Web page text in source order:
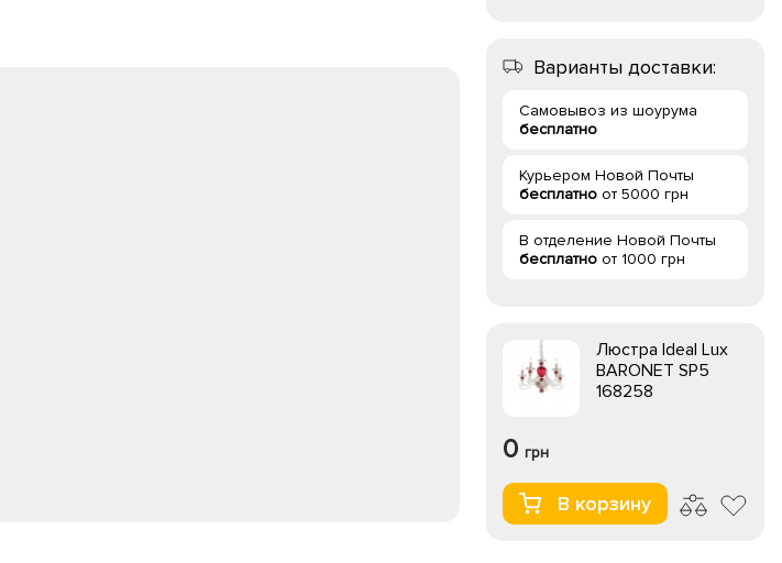
Варианты доставки:
Самовывоз из шоурума
бесплатно
Курьером Новой Почты
бесплатно от 5000 грн
В отделение Новой Почты
бесплатно от 1000 грн
Люстра Ideal Lux
BARONET SP5
168258
0 грн
В корзину